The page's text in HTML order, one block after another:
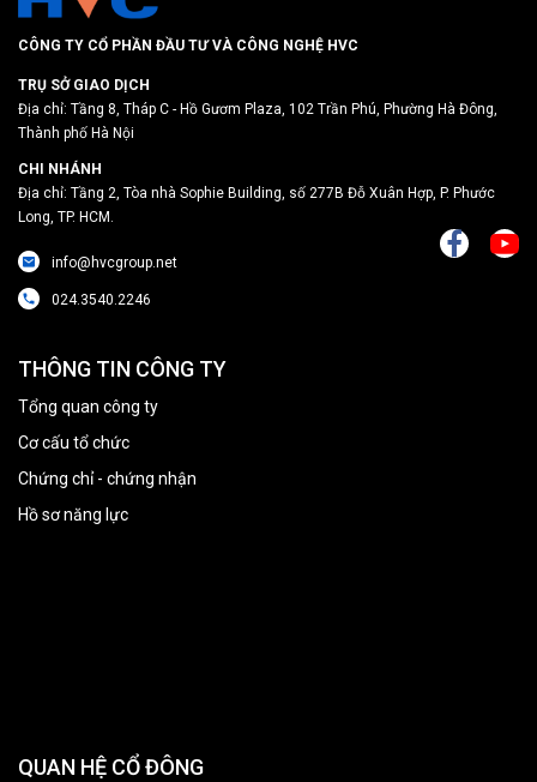
CÔNG TY CỔ PHẦN ĐẦU TƯ VÀ CÔNG NGHỆ HVC
TRỤ SỞ GIAO DỊCH
Địa chỉ: Tầng 8, Tháp C - Hồ Gươm Plaza, 102 Trần Phú, Phường Hà Đông,
Thành phố Hà Nội
CHI NHÁNH
Địa chỉ: Tầng 2, Tòa nhà Sophie Building, số 277B Đỗ Xuân Hợp, P. Phước
Long, TP. HCM.
info@hvcgroup.net
024.3540.2246
THÔNG TIN CÔNG TY
Tổng quan công ty
Cơ cấu tổ chức
Chứng chỉ - chứng nhận
Hồ sơ năng lực
QUAN HỆ CỔ ĐÔNG